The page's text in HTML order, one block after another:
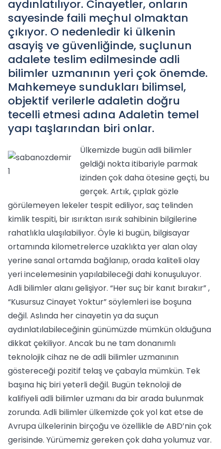
aydınlatılıyor. Cinayetler, onların
sayesinde faili meçhul olmaktan
çıkıyor. O nedenledir ki ülkenin
asayiş ve güvenliğinde, suçlunun
adalete teslim edilmesinde adli
bilimler uzmanının yeri çok önemde.
Mahkemeye sundukları bilimsel,
objektif verilerle adaletin doğru
tecelli etmesi adına Adaletin temel
yapı taşlarından biri onlar.
Ülkemizde bugün adli bilimler
geldiği nokta itibariyle parmak
izinden çok daha ötesine geçti, bu
gerçek. Artık, çıplak gözle
görülemeyen lekeler tespit ediliyor, saç telinden
kimlik tespiti, bir ısırıktan ısırık sahibinin bilgilerine
rahatlıkla ulaşılabiliyor. Öyle ki bugün, bilgisayar
ortamında kilometrelerce uzaklıkta yer alan olay
yerine sanal ortamda bağlanıp, orada kaliteli olay
yeri incelemesinin yapılabileceği dahi konuşuluyor.
Adli bilimler alanı gelişiyor. “Her suç bir kanıt bırakır” ,
“Kusursuz Cinayet Yoktur” söylemleri ise boşuna
değil. Aslında her cinayetin ya da suçun
aydınlatılabileceğinin günümüzde mümkün olduğuna
dikkat çekiliyor. Ancak bu ne tam donanımlı
teknolojik cihaz ne de adli bilimler uzmanının
göstereceği pozitif telaş ve çabayla mümkün. Tek
başına hiç biri yeterli değil. Bugün teknoloji de
kalifiyeli adli bilimler uzmanı da bir arada bulunmak
zorunda. Adli bilimler ülkemizde çok yol kat etse de
Avrupa ülkelerinin birçoğu ve özellikle de ABD’nin çok
gerisinde. Yürümemiz gereken çok daha yolumuz var.